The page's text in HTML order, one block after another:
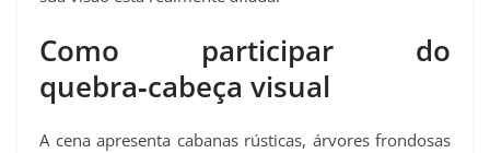
Como participar do
quebra‑cabeça visual
A cena apresenta cabanas rústicas, árvores frondosas